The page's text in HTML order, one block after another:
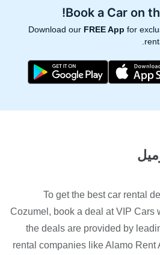
Book a Car on
Download our FREE App for
To get the best car rental
Cozumel, book a deal at VIP Cars
the deals are provided by
rental companies like Alamo Rent